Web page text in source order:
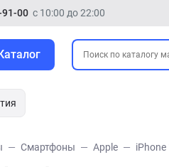
91-00 с 10:00 до 22:00
Смартфоны Apple iPhone